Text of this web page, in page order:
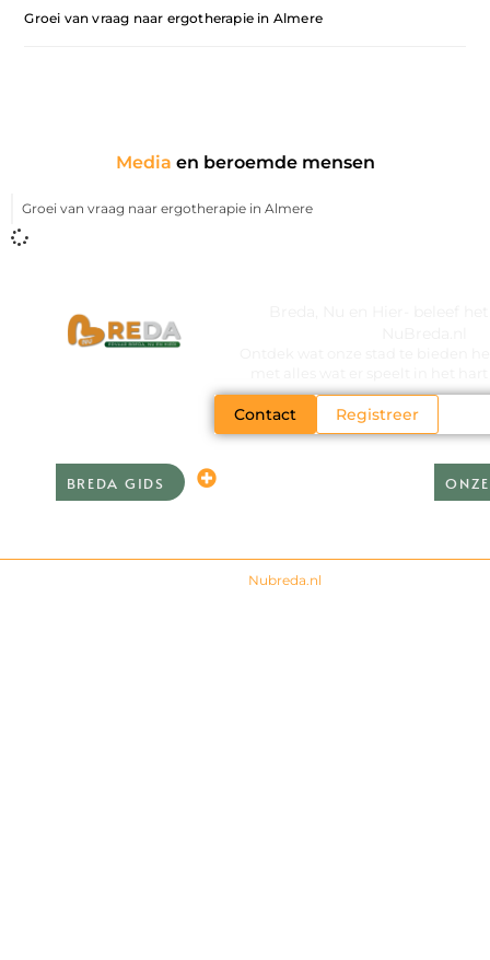
Groei van vraag naar ergotherapie in Almere
Media en beroemde mensen
Groei van vraag naar ergotherapie in Almere
Contact Registreer
BREDA GIDS
Nubreda.nl